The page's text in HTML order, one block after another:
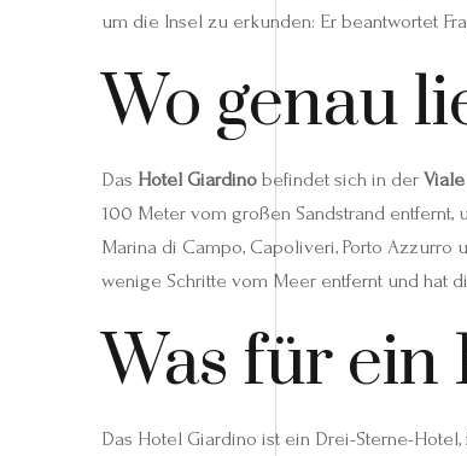
um die Insel zu erkunden: Er beantwortet
Wo genau
Das Hotel Giardino befindet sich in der
100 Meter vom großen Sandstrand
Marina di Campo, Capoliveri, Porto Azzurro
wenige Schritte vom Meer entfernt und hat
Was für ein
Das Hotel Giardino ist ein Drei-Sterne-